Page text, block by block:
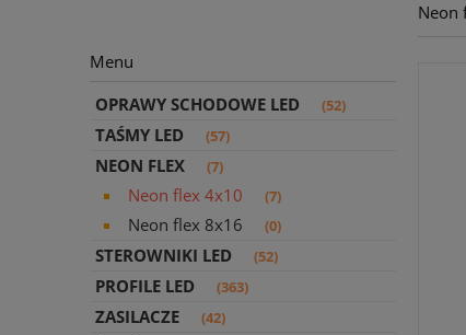
Menu
OPRAWY SCHODOWE LED (52)
TAŚMY LED (57)
NEON FLEX (7)
Neon flex 4x10 (7)
Neon flex 8x16 (0)
STEROWNIKI LED (52)
PROFILE LED (363)
ZASILACZE (42)
Neon